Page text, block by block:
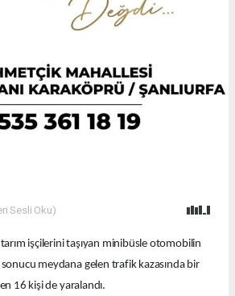
Sesli Oku)
işçilerini taşıyan minibüsle otomobilin
sonucu meydana gelen trafik kazasında bir
16 kişi de yaralandı.